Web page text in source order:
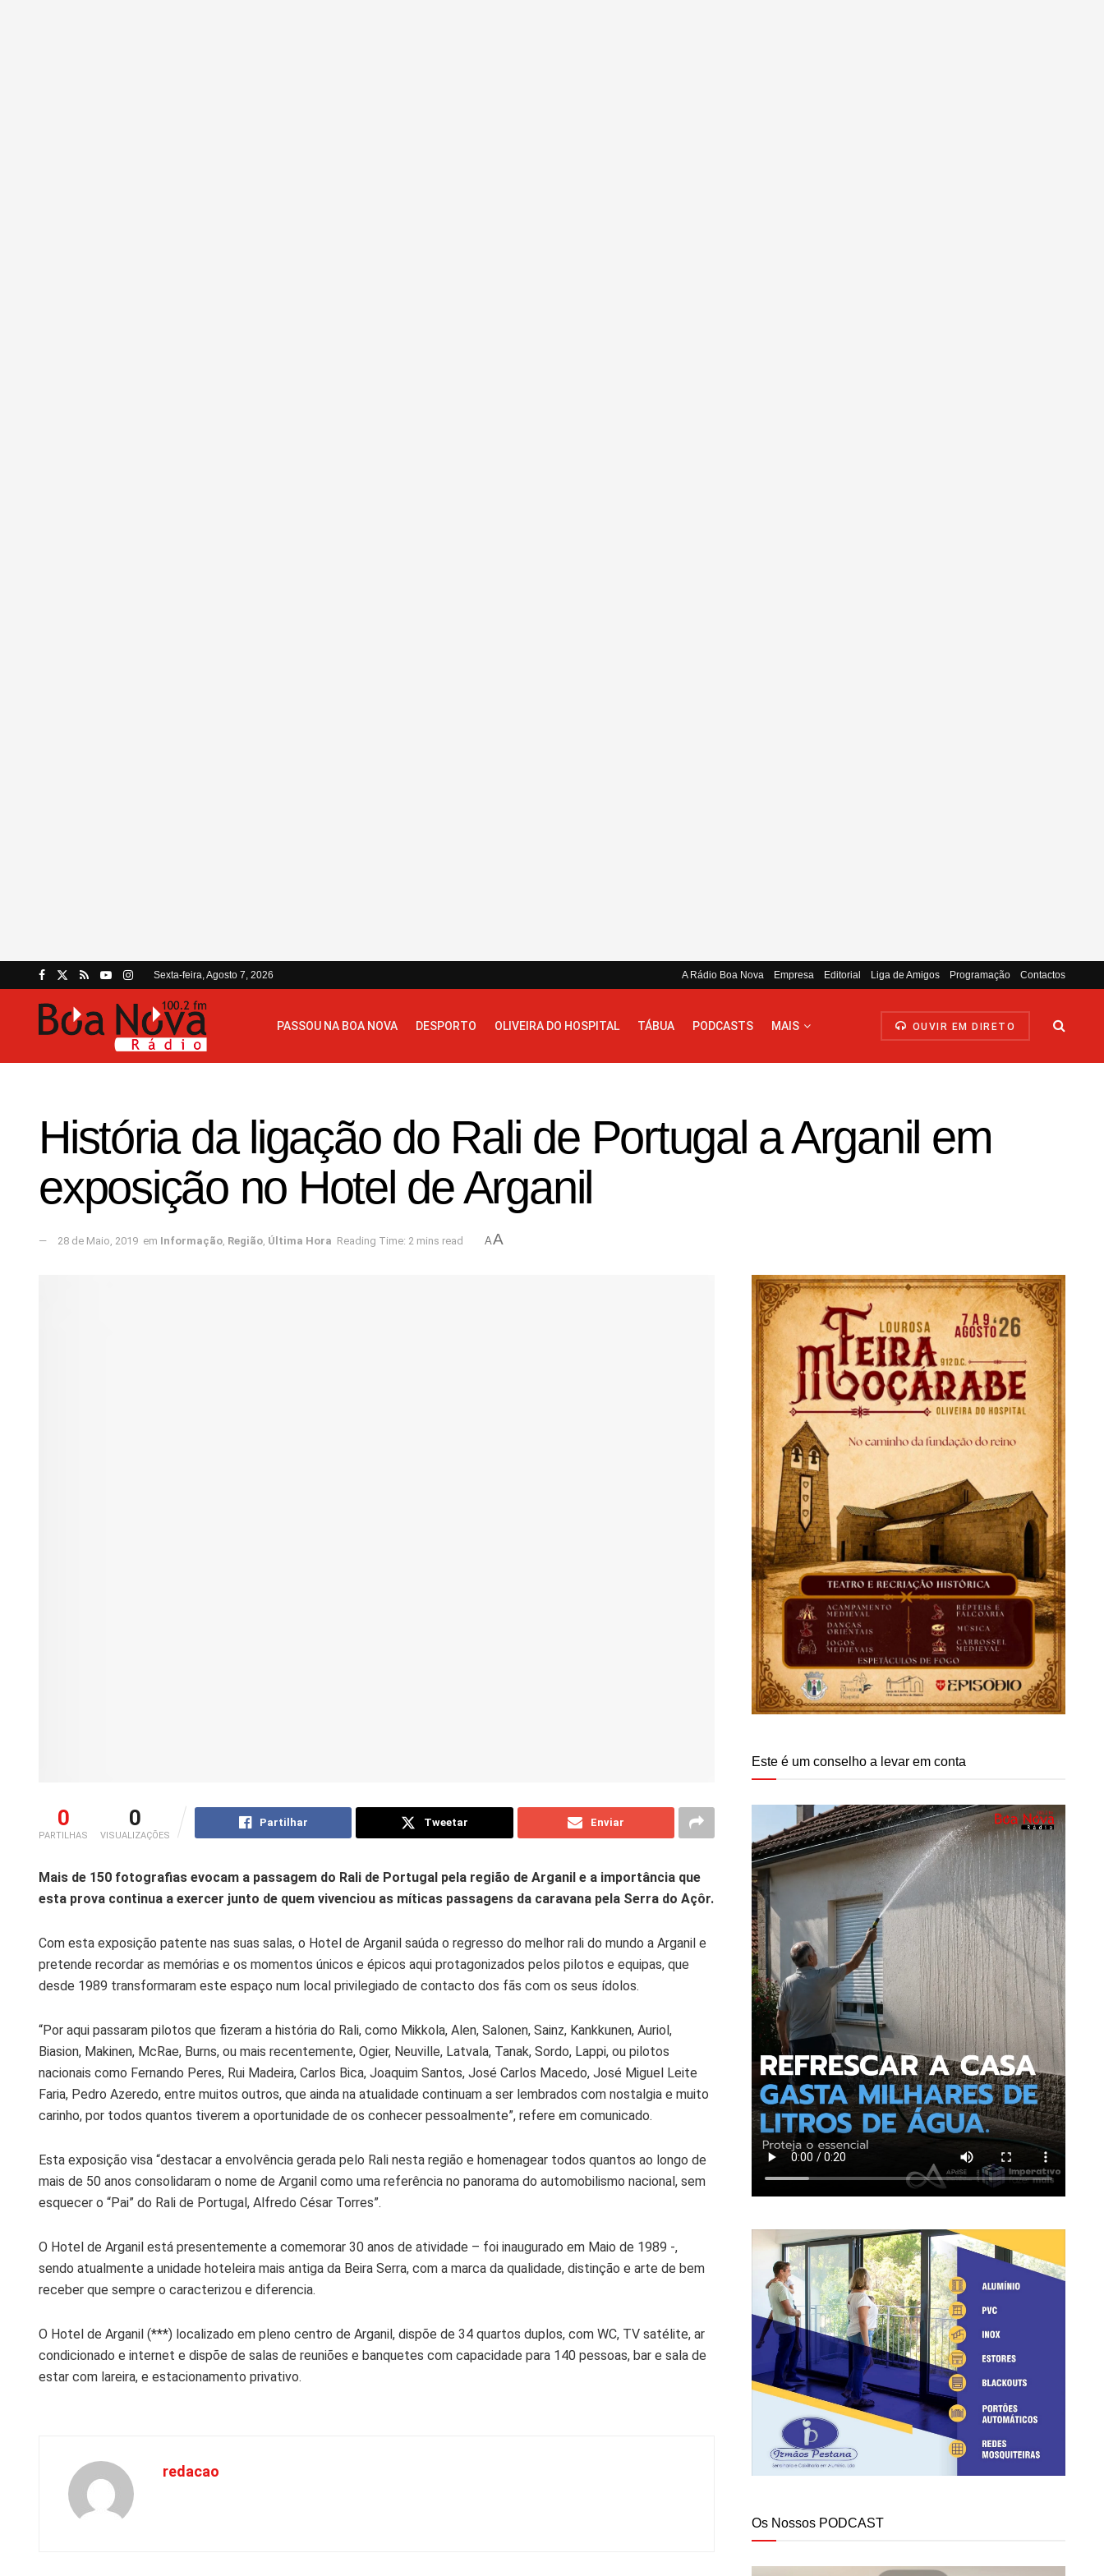
Sexta-feira, Agosto 7, 2026 A Rádio Boa Nova Empresa Editorial Liga de Amigos Programação Contactos
PASSOU NA BOA NOVA DESPORTO OLIVEIRA DO HOSPITAL TÁBUA PODCASTS MAIS OUVIR EM DIRETO
História da ligação do Rali de Portugal a Arganil em
exposição no Hotel de Arganil
28 de Maio, 2019 em Informação, Região, Última Hora Reading Time: 2 mins read AA
0
PARTILHAS
0
VISUALIZAÇÕES
Partilhar Tweetar Enviar
Mais de 150 fotografias evocam a passagem do Rali de Portugal pela região de Arganil e a importância que
esta prova continua a exercer junto de quem vivenciou as míticas passagens da caravana pela Serra do Açôr.
Com esta exposição patente nas suas salas, o Hotel de Arganil saúda o regresso do melhor rali do mundo a Arganil e
pretende recordar as memórias e os momentos únicos e épicos aqui protagonizados pelos pilotos e equipas, que
desde 1989 transformaram este espaço num local privilegiado de contacto dos fãs com os seus ídolos.
“Por aqui passaram pilotos que fizeram a história do Rali, como Mikkola, Alen, Salonen, Sainz, Kankkunen, Auriol,
Biasion, Makinen, McRae, Burns, ou mais recentemente, Ogier, Neuville, Latvala, Tanak, Sordo, Lappi, ou pilotos
nacionais como Fernando Peres, Rui Madeira, Carlos Bica, Joaquim Santos, José Carlos Macedo, José Miguel Leite
Faria, Pedro Azeredo, entre muitos outros, que ainda na atualidade continuam a ser lembrados com nostalgia e muito
carinho, por todos quantos tiverem a oportunidade de os conhecer pessoalmente”, refere em comunicado.
Esta exposição visa “destacar a envolvência gerada pelo Rali nesta região e homenagear todos quantos ao longo de
mais de 50 anos consolidaram o nome de Arganil como uma referência no panorama do automobilismo nacional, sem
esquecer o “Pai” do Rali de Portugal, Alfredo César Torres”.
O Hotel de Arganil está presentemente a comemorar 30 anos de atividade – foi inaugurado em Maio de 1989 -,
sendo atualmente a unidade hoteleira mais antiga da Beira Serra, com a marca da qualidade, distinção e arte de bem
receber que sempre o caracterizou e diferencia.
O Hotel de Arganil (***) localizado em pleno centro de Arganil, dispõe de 34 quartos duplos, com WC, TV satélite, ar
condicionado e internet e dispõe de salas de reuniões e banquetes com capacidade para 140 pessoas, bar e sala de
estar com lareira, e estacionamento privativo.
redacao
Este é um conselho a levar em conta
Os Nossos PODCAST